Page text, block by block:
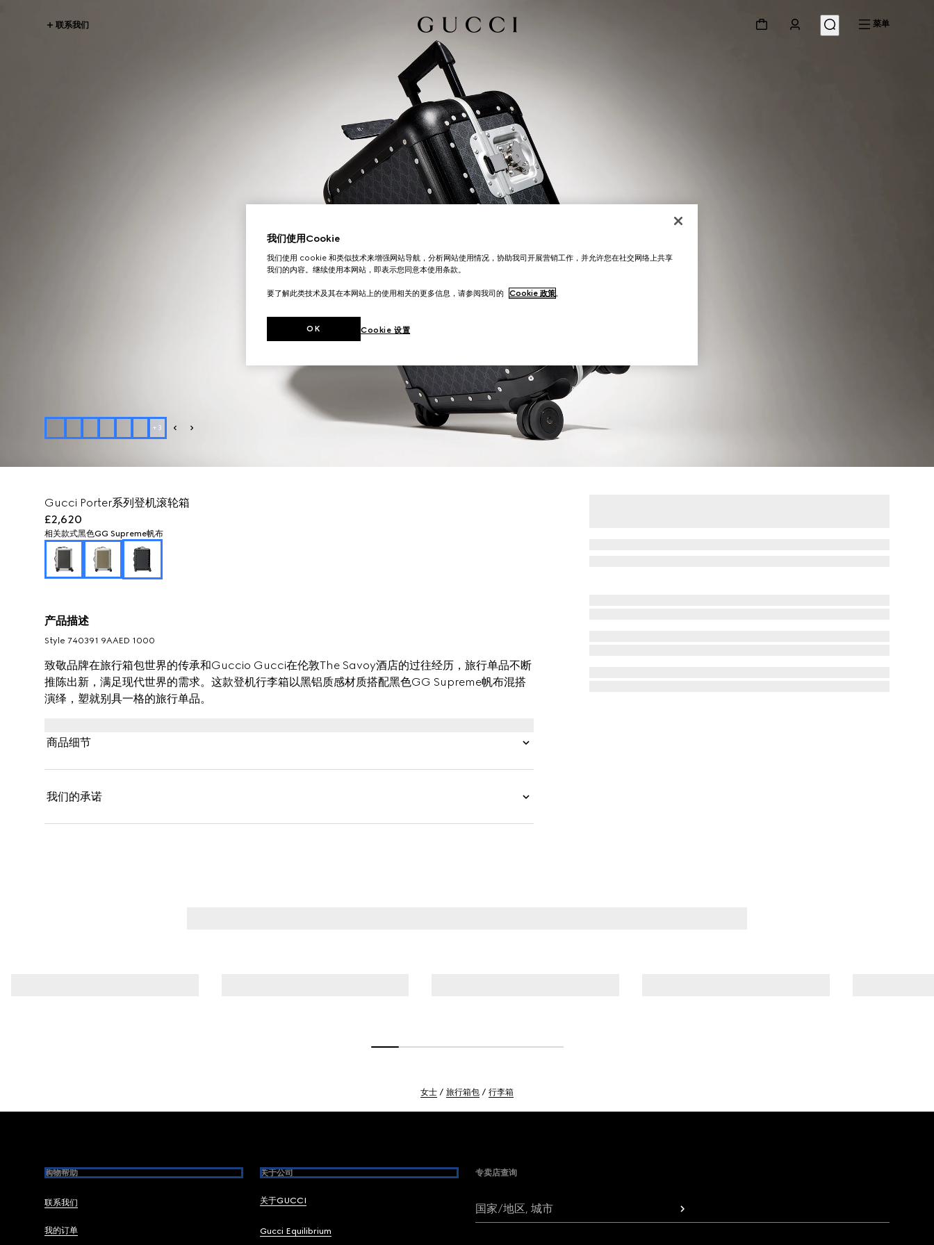
联系我们 菜单
+ 3
Gucci Porter系列登机滚轮箱
£2,620
相关款式黑色GG Supreme帆布
产品描述
Style ‎740391 9AAED 1000
致敬品牌在旅行箱包世界的传承和Guccio Gucci在伦敦The Savoy酒店的过往经历，旅行单品不断
推陈出新，满足现代世界的需求。这款登机行李箱以黑铝质感材质搭配黑色GG Supreme帆布混搭
演绎，塑就别具一格的旅行单品。
商品细节
我们的承诺
女士 旅行箱包 行李箱
购物帮助
联系我们
我的订单
关于公司
关于GUCCI
Gucci Equilibrium
专卖店查询
国家/地区, 城市
我们使用Cookie
我们使用 cookie 和类似技术来增强网站导航，分析网站使用情况，协助我司开展营销工作，并允许您在社交网络上共享
我们的内容。继续使用本网站，即表示您同意本使用条款。
要了解此类技术及其在本网站上的使用相关的更多信息，请参阅我司的 Cookie 政策。
Cookie 设置
OK